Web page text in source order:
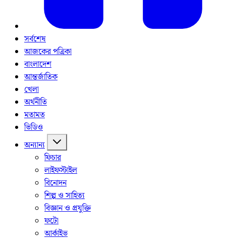
সর্বশেষ
আজকের পত্রিকা
বাংলাদেশ
আন্তর্জাতিক
খেলা
অর্থনীতি
মতামত
ভিডিও
অন্যান্য
ফিচার
লাইফস্টাইল
বিনোদন
শিল্প ও সাহিত্য
বিজ্ঞান ও প্রযুক্তি
ফটো
আর্কাইভ